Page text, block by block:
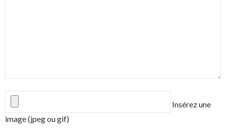
Insérez une
image (jpeg ou gif)